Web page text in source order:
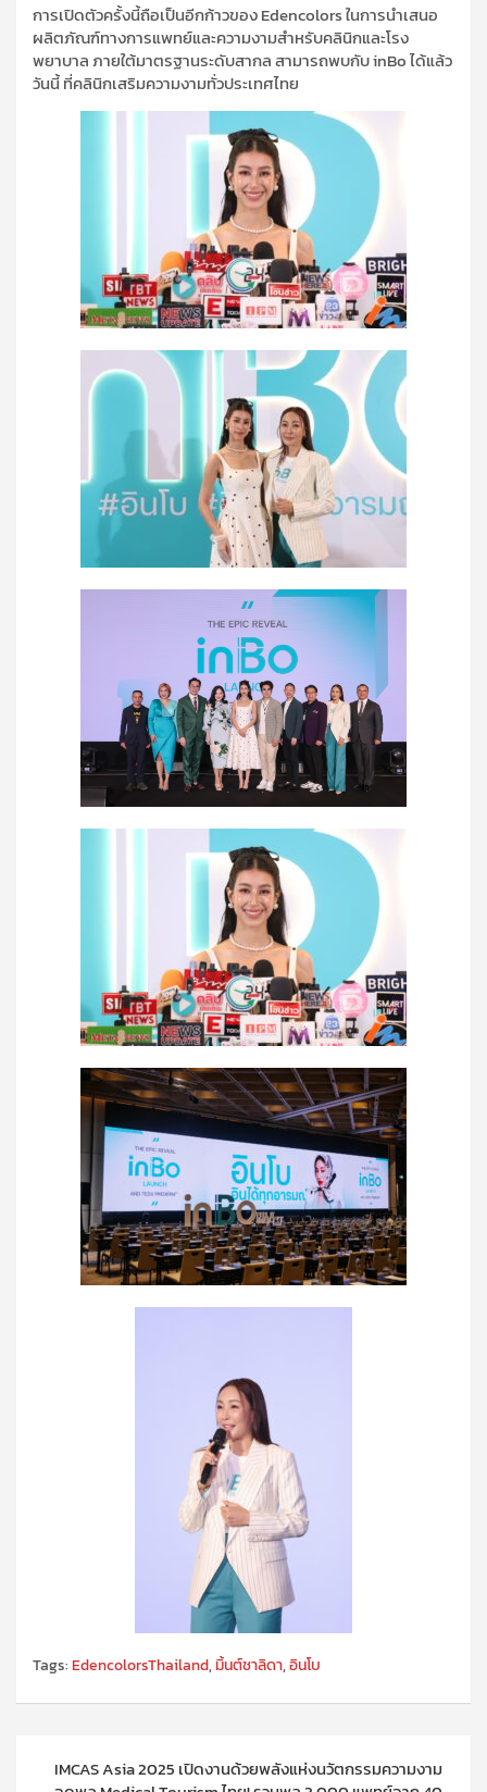
การเปิดตัวครั้งนี้ถือเป็นอีกก้าวของ Edencolors ในการนำเสนอ
ผลิตภัณฑ์ทางการแพทย์และความงามสำหรับคลินิกและโรง
พยาบาล ภายใต้มาตรฐานระดับสากล สามารถพบกับ inBo ได้แล้ว
วันนี้ ที่คลินิกเสริมความงามทั่วประเทศไทย
Tags:EdencolorsThailand,มิ้นต์ชาลิดา,อินโบ
IMCAS Asia 2025 เปิดงานด้วยพลังแห่งนวัตกรรมความงาม